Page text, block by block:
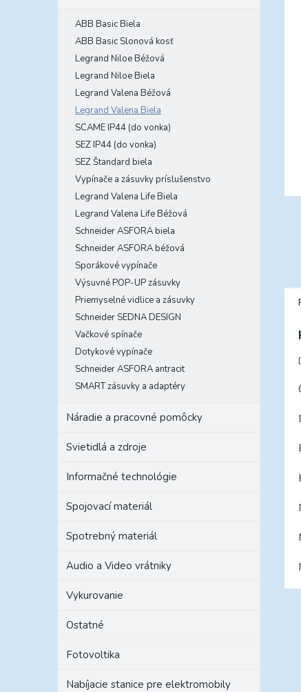
ABB Basic Biela
ABB Basic Slonová kosť
Legrand Niloe Béžová
Legrand Niloe Biela
Legrand Valena Béžová
Legrand Valena Biela
SCAME IP44 (do vonka)
SEZ IP44 (do vonka)
SEZ Štandard biela
Vypínače a zásuvky príslušenstvo
Legrand Valena Life Biela
Legrand Valena Life Béžová
Schneider ASFORA biela
Schneider ASFORA béžová
Sporákové vypínače
Výsuvné POP-UP zásuvky
Priemyselné vidlice a zásuvky
Schneider SEDNA DESIGN
Vačkové spínače
Dotykové vypínače
Schneider ASFORA antracit
SMART zásuvky a adaptéry
Náradie a pracovné pomôcky
Svietidlá a zdroje
Informačné technológie
Spojovací materiál
Spotrebný materiál
Audio a Video vrátniky
Vykurovanie
Ostatné
Fotovoltika
Nabíjacie stanice pre elektromobily